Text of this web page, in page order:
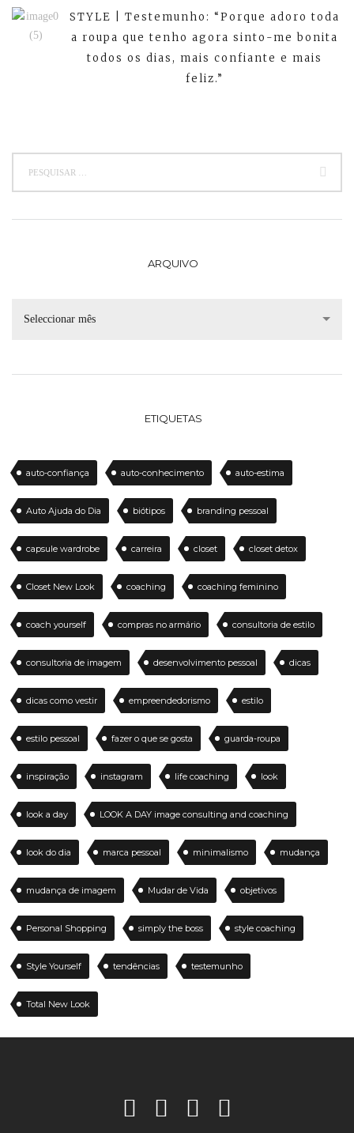
STYLE | Testemunho: “Porque adoro toda
a roupa que tenho agora sinto-me bonita
todos os dias, mais confiante e mais
feliz.”
ARQUIVO
Seleccionar mês
ETIQUETAS
auto-confiança auto-conhecimento auto-estima
Auto Ajuda do Dia biótipos branding pessoal
capsule wardrobe carreira closet closet detox
Closet New Look coaching coaching feminino
coach yourself compras no armário consultoria de estilo
consultoria de imagem desenvolvimento pessoal dicas
dicas como vestir empreendedorismo estilo
estilo pessoal fazer o que se gosta guarda-roupa
inspiração instagram life coaching look
look a day LOOK A DAY image consulting and coaching
look do dia marca pessoal minimalismo mudança
mudança de imagem Mudar de Vida objetivos
Personal Shopping simply the boss style coaching
Style Yourself tendências testemunho
Total New Look